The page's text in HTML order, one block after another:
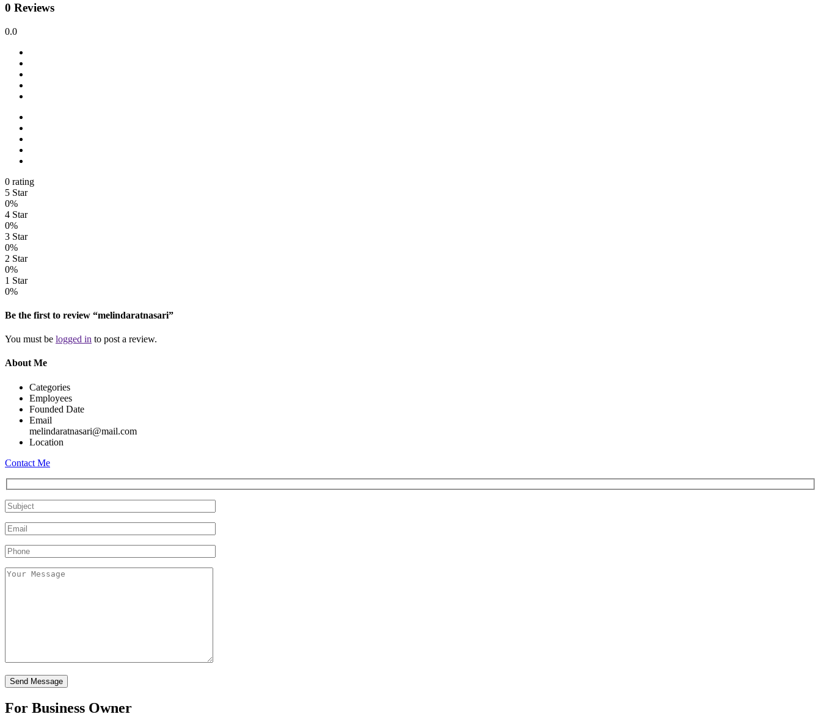
0 Reviews
0.0
0 rating
5 Star
0%
4 Star
0%
3 Star
0%
2 Star
0%
1 Star
0%
Be the first to review “melindaratnasari”
You must be logged in to post a review.
About Me
Categories
Employees
Founded Date
Email
melindaratnasari@mail.com
Location
Contact Me
For Business Owner